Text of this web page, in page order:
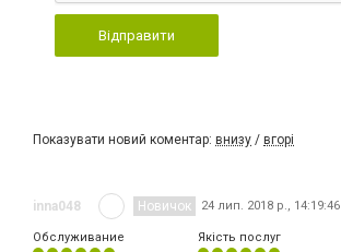
Відправити
Показувати новий коментар: внизу / вгорі
inna048 Новичок 24 лип. 2018 р., 14:19:46
Обслуживание Якість послуг